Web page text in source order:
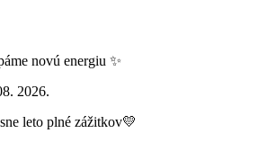
novú energiu ✨
2026.
leto plné zážitkov💛